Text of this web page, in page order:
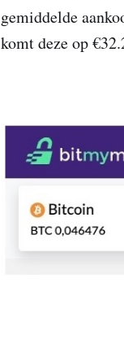
gemiddelde
komt deze op